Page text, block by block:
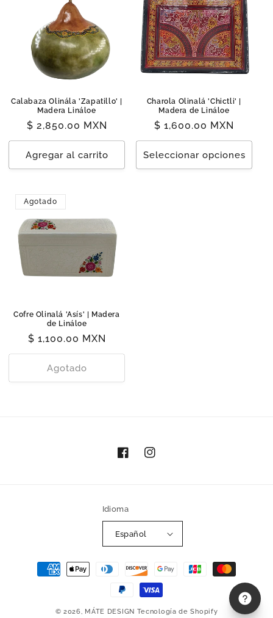
Calabaza Olinála 'Zapatillo' |
Madera Lináloe
Precio
habitual
$ 2,850.00 MXN
Agregar al carrito
Charola Olinalá 'Chictli' |
Madera de Lináloe
Precio
habitual
$ 1,600.00 MXN
Seleccionar opciones
Agotado
Cofre Olinalá 'Asís' | Madera
de Lináloe
Precio
habitual
$ 1,100.00 MXN
Agotado
FacebookInstagram
Idioma
Español
Formas
© 2026, MÁTE DESIGN Tecnología de Shopify